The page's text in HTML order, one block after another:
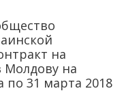
на
Молдову на
по 31 марта 2018